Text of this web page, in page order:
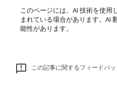
このページには、AI 技術を使用
まれている場合があります。AI
能性があります。
この記事に関するフィードバ